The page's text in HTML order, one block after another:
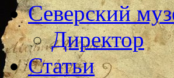
Северский
Директор
Статьи